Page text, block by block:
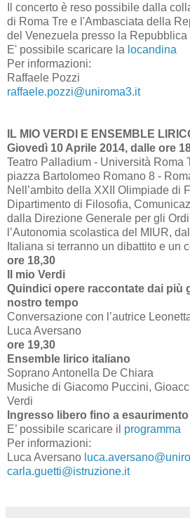
Il concerto è reso possibile dalla
di Roma Tre e l'Ambasciata della
del Venezuela presso la Repubblica
E' possibile scaricare la locandina
Per informazioni:
Raffaele Pozzi
raffaele.pozzi@uniroma3.it
IL MIO VERDI E ENSEMBLE
Giovedì 10 Aprile 2014, dalle ore
Teatro Palladium - Università Roma
piazza Bartolomeo Romano 8 -
Nell’ambito della XXII Olimpiade di
Dipartimento di Filosofia,
dalla Direzione Generale per gli
l’Autonomia scolastica del MIUR,
Italiana si terranno un dibattito e un
ore 18,30
Il mio Verdi
Quindici opere raccontate dai più
nostro tempo
Conversazione con l’autrice
Luca Aversano
ore 19,30
Ensemble lirico italiano
Soprano Antonella De Chiara
Musiche di Giacomo Puccini,
Verdi
Ingresso libero fino a
E’ possibile scaricare il programma
Per informazioni:
Luca Aversano
carla.guetti@istruzione.it